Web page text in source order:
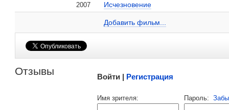
2007 Исчезновение
Добавить фильм...
Петр Савченко на сайте Кино-Театр.ru
Отзывы Войти | Регистрация
Имя зрителя: Пароль: